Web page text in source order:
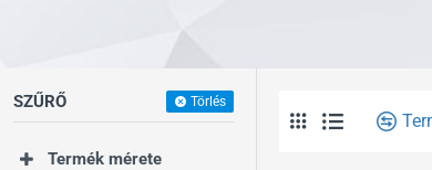
SZŰRŐ Törlés
Termék mérete